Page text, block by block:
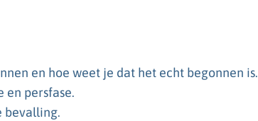
en hoe weet je dat het echt begonnen is.
en persfase.
bevalling.